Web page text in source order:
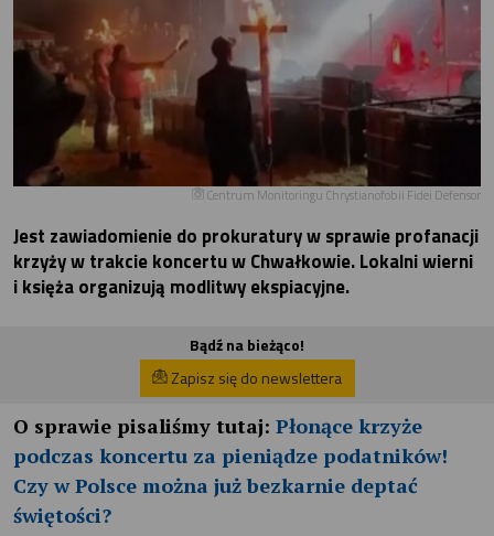
Centrum Monitoringu Chrystianofobii Fidei Defensor
Jest zawiadomienie do prokuratury w sprawie profanacji
krzyży w trakcie koncertu w Chwałkowie. Lokalni wierni
i księża organizują modlitwy ekspiacyjne.
Bądź na bieżąco!
Zapisz się do newslettera
O sprawie pisaliśmy tutaj: Płonące krzyże
podczas koncertu za pieniądze podatników!
Czy w Polsce można już bezkarnie deptać
świętości?